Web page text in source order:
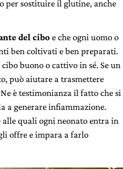
per sostituire il glutine, anche
del ciboe che ogni uomo o
ben coltivati e ben preparati.
buono o cattivo in sé. Se un
può aiutare a trasmettere
è testimonianza il fatto che si
a generare infiammazione.
alle quali ogni neonato entra in
offre e impara a farlo